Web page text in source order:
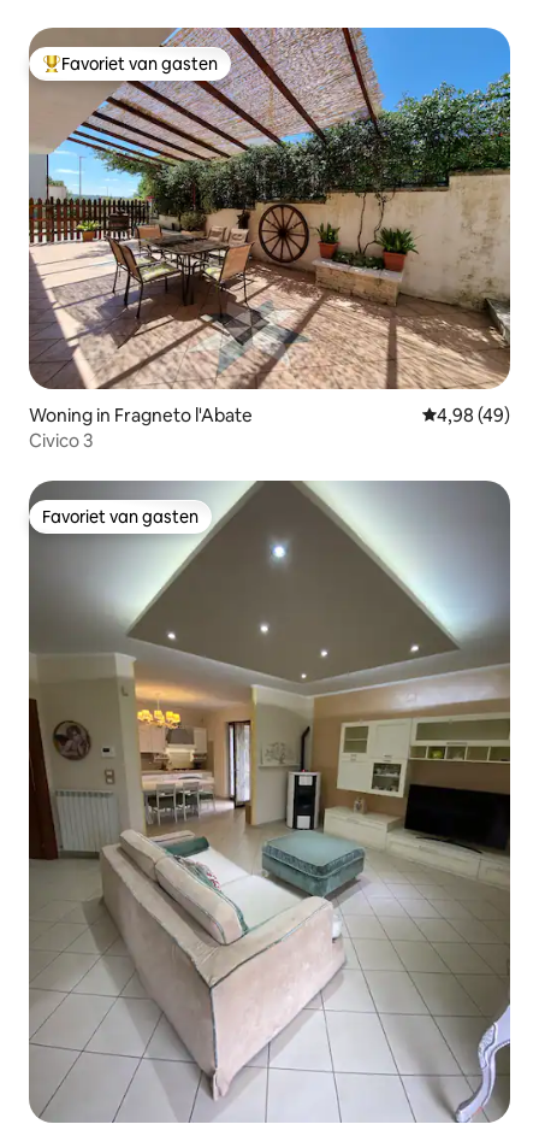
Topfavoriet van gasten
Favoriet van gasten
Woning in Fragneto l'Abate Gemiddelde
4,98 (49)
Civico 3
Favoriet van gasten
Favoriet van gasten